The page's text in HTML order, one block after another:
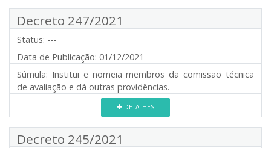
Decreto 247/2021
Status: ---
Data de Publicação: 01/12/2021
Súmula: Institui e nomeia membros da comissão técnica
de avaliação e dá outras providências.
DETALHES
Decreto 245/2021